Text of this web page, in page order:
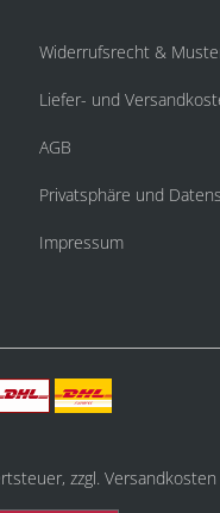
Widerrufsrecht &
Liefer- und
AGB
Privatsphäre und
Impressum
zzgl. Versandkosten